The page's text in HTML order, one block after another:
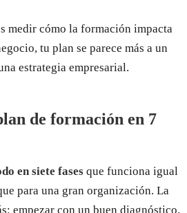
medir cómo la formación impacta
tu plan se parece más a un
estrategia empresarial.
de formación en 7
en siete fases que funciona igual
para una gran organización. La
empezar con un buen diagnóstico,